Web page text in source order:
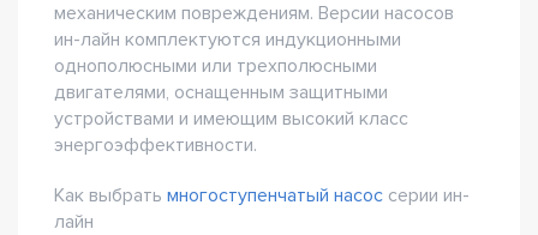
механическим повреждениям. Версии насосов
ин-лайн комплектуются индукционными
однополюсными или трехполюсными
двигателями, оснащенным защитными
устройствами и имеющим высокий класс
энергоэффективности.
Как выбрать многоступенчатый насос серии ин-
лайн